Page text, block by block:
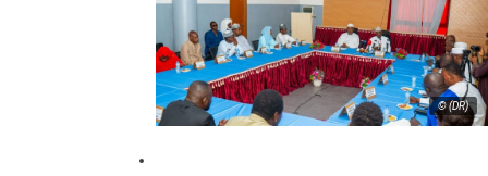
© (DR)